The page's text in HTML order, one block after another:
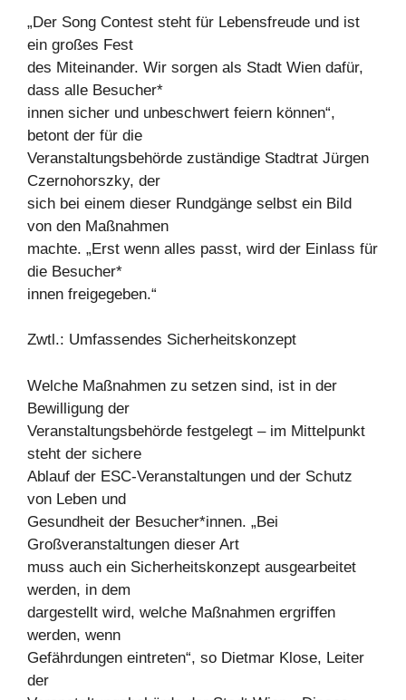
„Der Song Contest steht für Lebensfreude und ist
ein großes Fest
des Miteinander. Wir sorgen als Stadt Wien dafür,
dass alle Besucher*
innen sicher und unbeschwert feiern können“,
betont der für die
Veranstaltungsbehörde zuständige Stadtrat Jürgen
Czernohorszky, der
sich bei einem dieser Rundgänge selbst ein Bild
von den Maßnahmen
machte. „Erst wenn alles passt, wird der Einlass für
die Besucher*
innen freigegeben.“
Zwtl.: Umfassendes Sicherheitskonzept
Welche Maßnahmen zu setzen sind, ist in der
Bewilligung der
Veranstaltungsbehörde festgelegt – im Mittelpunkt
steht der sichere
Ablauf der ESC-Veranstaltungen und der Schutz
von Leben und
Gesundheit der Besucher*innen. „Bei
Großveranstaltungen dieser Art
muss auch ein Sicherheitskonzept ausgearbeitet
werden, in dem
dargestellt wird, welche Maßnahmen ergriffen
werden, wenn
Gefährdungen eintreten“, so Dietmar Klose, Leiter
der